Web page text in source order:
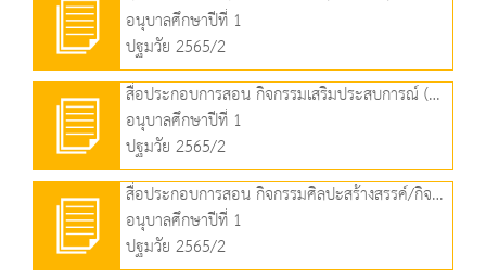
อนุบาลศึกษาปีที่ 1
ปฐมวัย 2565/2
สื่อประกอบการสอน กิจกรรมเสริมประสบการณ์ (1.55 MB)
อนุบาลศึกษาปีที่ 1
ปฐมวัย 2565/2
สื่อประกอบการสอน กิจกรรมศิลปะสร้างสรรค์/กิจกรรมเล่นตามมุม (2.85 MB)
อนุบาลศึกษาปีที่ 1
ปฐมวัย 2565/2